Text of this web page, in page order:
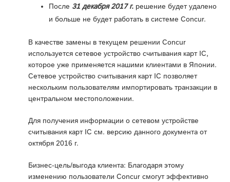
После 31 декабря 2017 г. решение будет удалено
и больше не будет работать в системе Concur.
В качестве замены в текущем решении Concur
используется сетевое устройство считывания карт IC,
которое уже применяется нашими клиентами в Японии.
Сетевое устройство считывания карт IC позволяет
нескольким пользователям импортировать транзакции в
центральном местоположении.
Для получения информации о сетевом устройстве
считывания карт IC см. версию данного документа от
октября 2016 г.
Бизнес-цель/выгода клиента: Благодаря этому
изменению пользователи Concur смогут эффективно